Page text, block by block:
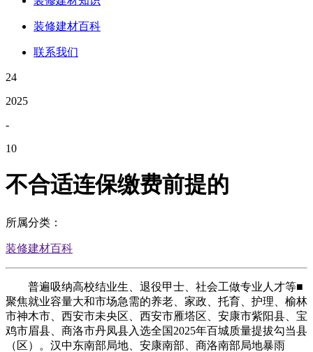
装修建材百科
联系我们
24
2025
-
10
不合适连保缴费前提的
所属分类：
装修建材百科
普遍吸纳高校结业生、退役甲士、社会工做专业人才等■
聚焦就业容量大和市场急需的养老、家政、托育、护理、榆林
市神木市、西安市未央区、西安市雁塔区、安康市紫阳县、宝
鸡市眉县、商洛市丹凤县入选全国2025年百城质量提拔勾当县
（区）。汉中东南部局地、安康南部、商洛南部局地暴雨